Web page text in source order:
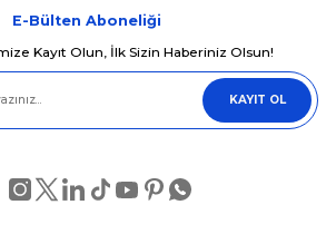
teşekkür ederiz.
bozuk veya görüntülenemiyor.
eksik bilgiler bulunuyor.
alternatifler olmalı.
E-Bülten Aboneliği
Kayıt Olun, İlk Sizin Haberiniz Olsun!
KAYIT OL